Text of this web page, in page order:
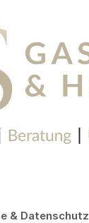
& Datenschutz